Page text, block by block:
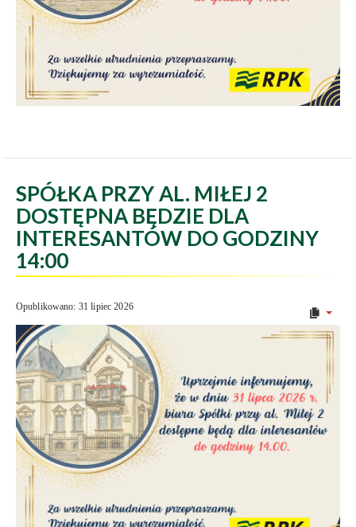
SPÓŁKA PRZY AL. MIŁEJ 2
DOSTĘPNA BĘDZIE DLA
INTERESANTÓW DO GODZINY
14:00
Opublikowano: 31 lipiec 2026